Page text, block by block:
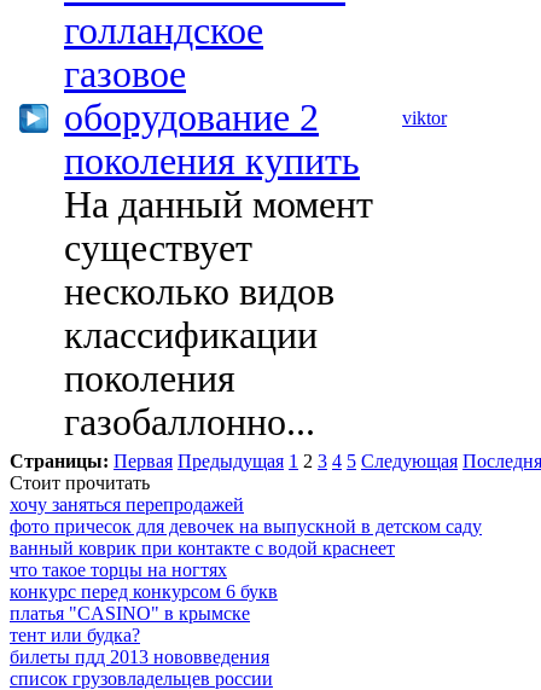
голландское
газовое
оборудование 2
поколения купить
На данный момент
существует
несколько видов
классификации
поколения
газобаллонно...
viktor
Страницы: Первая Предыдущая 1 2 3 4 5 Следующая
Стоит прочитать
хочу заняться перепродажей
фото причесок для девочек на выпускной в детском саду
ванный коврик при контакте с водой краснеет
что такое торцы на ногтях
конкурс перед конкурсом 6 букв
платья "CASINO" в крымске
тент или будка?
билеты пдд 2013 нововведения
список грузовладельцев россии